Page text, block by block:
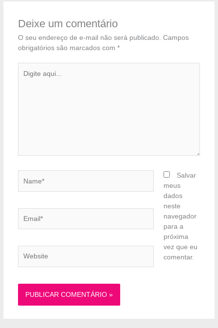
Deixe um comentário
O seu endereço de e-mail não será publicado. Campos
obrigatórios são marcados com *
aqui...
Salvar
meus
dados
neste
navegador
para a
próxima
vez que eu
comentar.